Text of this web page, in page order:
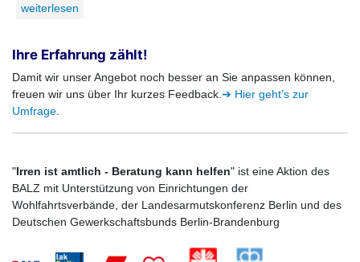
weiterlesen
Ihre Erfahrung zählt!
Damit wir unser Angebot noch besser an Sie anpassen können,
freuen wir uns über Ihr kurzes Feedback. ➔ Hier geht’s zur
Umfrage
"Irren ist amtlich - Beratung kann helfen" ist eine Aktion des
BALZ mit Unterstützung von Einrichtungen der
Wohlfahrtsverbände, der Landesarmutskonferenz Berlin und des
Deutschen Gewerkschaftsbunds Berlin-Brandenburg